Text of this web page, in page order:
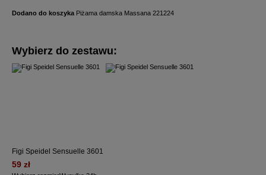
Dodano do koszyka Piżama damska Massana 221224
Wybierz do zestawu:
Figi Speidel Sensuelle 3601
59 zł